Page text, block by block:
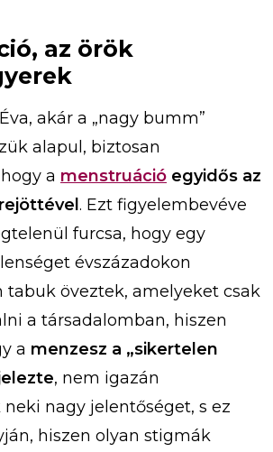
az örök
akár a „nagy bumm”
alapul, biztosan
a menstruáció egyidős az
. Ezt figyelembevéve
furcsa, hogy egy
évszázadokon
tabuk öveztek, amelyeket csak
a társadalomban, hiszen
a menzesz a „sikertelen
, nem igazán
nagy jelentőséget, s ez
hiszen olyan stigmák